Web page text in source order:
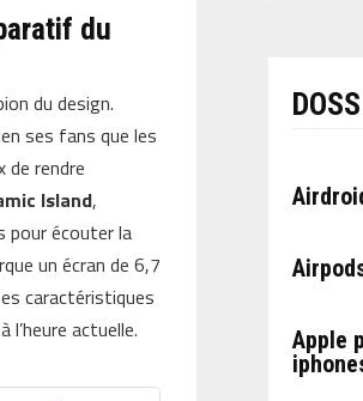
du
du design.
ses fans que les
de rendre
Island,
pour écouter la
un écran de 6,7
caractéristiques
actuelle.
Apple